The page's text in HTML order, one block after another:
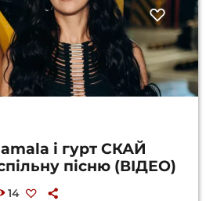
і гурт СКАЙ
пісню (ВІДЕО)
14